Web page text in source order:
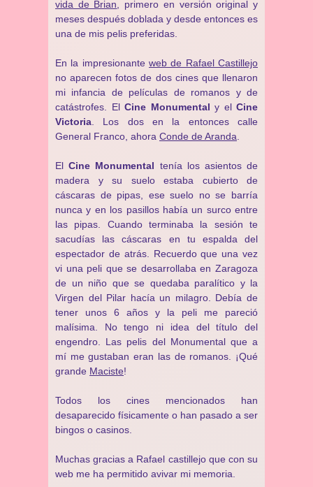
vida de Brian , primero en versión original y
meses después doblada y desde entonces es
una de mis pelis preferidas.
En la impresionante web de Rafael Castillejo
no aparecen fotos de dos cines que llenaron
mi infancia de películas de romanos y de
catástrofes. El Cine Monumental y el Cine
Victoria . Los dos en la entonces calle
General Franco, ahora Conde de Aranda
ElCine Monumental tenía los asientos de
madera y su suelo estaba cubierto de
cáscaras de pipas, ese suelo no se barría
nunca y en los pasillos había un surco entre
las pipas. Cuando terminaba la sesión te
sacudías las cáscaras en tu espalda del
espectador de atrás. Recuerdo que una vez
vi una peli que se desarrollaba en Zaragoza
de un niño que se quedaba paralítico y la
Virgen del Pilar hacía un milagro. Debía de
tener unos 6 años y la peli me pareció
malísima. No tengo ni idea del título del
engendro. Las pelis del Monumental que a
mí me gustaban eran las de romanos. ¡Qué
grande Maciste!
Todos los cines mencionados han
desaparecido físicamente o han pasado a ser
bingos o casinos.
Muchas gracias a Rafael castillejo que con su
web me ha permitido avivar mi memoria.